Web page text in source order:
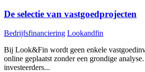
De selectie van vastgoedprojecten
Bedrijfsfinanciering Lookandfin
Bij Look&Fin wordt geen enkele
online geplaatst zonder een grondige
investeerders...